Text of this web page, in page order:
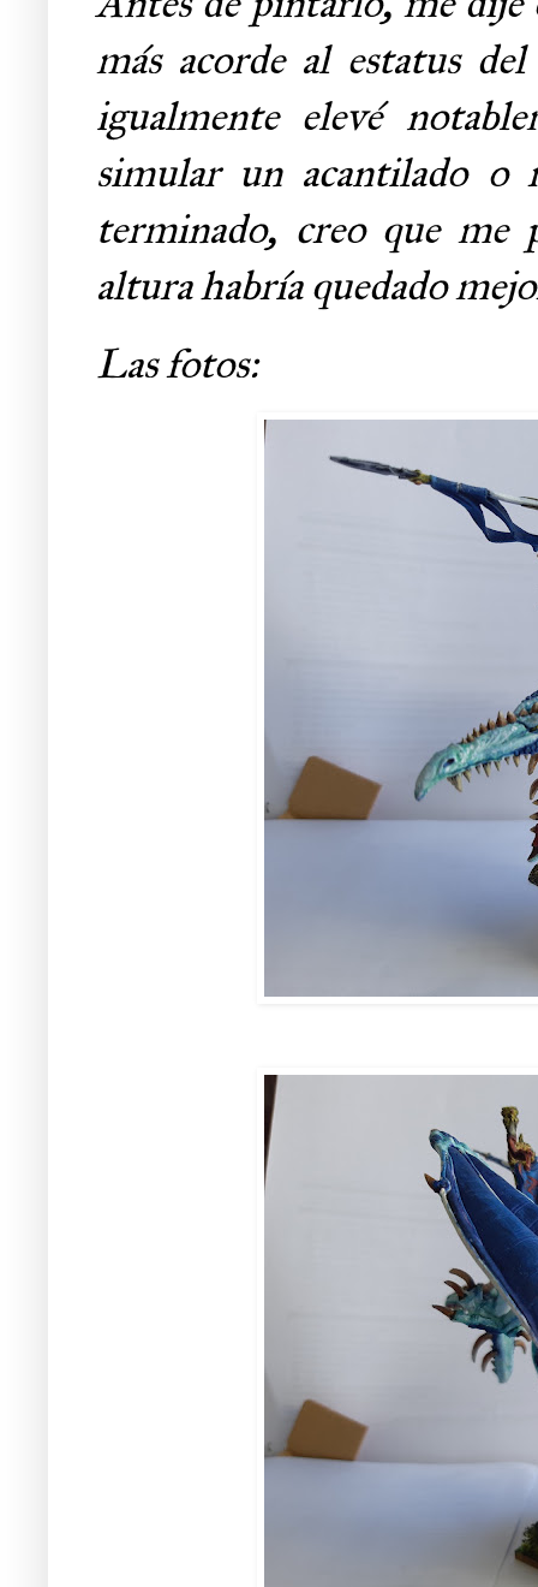
más acorde al estatus
igualmente elevé
simular un acantilado o
terminado, creo que me
altura habría quedado
Las fotos: